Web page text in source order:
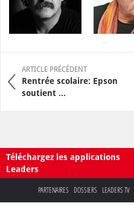
ARTICLE PRÉCÉDENT
Rentrée scolaire: Epson
soutient ...
Téléchargez les applications
Leaders
PARTENAIRES DOSSIERS LEADERS TV